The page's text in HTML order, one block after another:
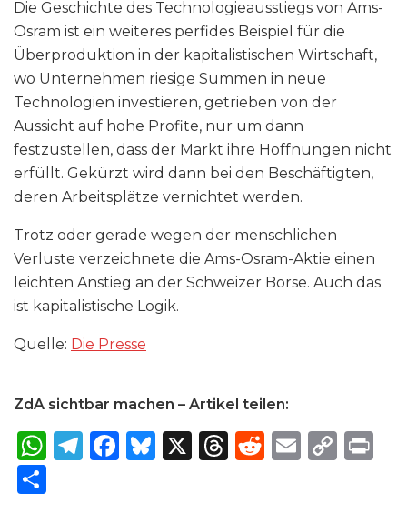
Die Geschichte des Technologieausstiegs von Ams-
Osram ist ein weiteres perfides Beispiel für die
Überproduktion in der kapitalistischen Wirtschaft,
wo Unternehmen riesige Summen in neue
Technologien investieren, getrieben von der
Aussicht auf hohe Profite, nur um dann
festzustellen, dass der Markt ihre Hoffnungen nicht
erfüllt. Gekürzt wird dann bei den Beschäftigten,
deren Arbeitsplätze vernichtet werden.
Trotz oder gerade wegen der menschlichen
Verluste verzeichnete die Ams-Osram-Aktie einen
leichten Anstieg an der Schweizer Börse. Auch das
ist kapitalistische Logik.
Quelle: Die Presse
ZdA sichtbar machen – Artikel teilen:
W T
F
B X
T
R
E
C